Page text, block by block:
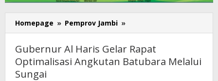
Homepage » Pemprov Jambi »
Al
Gelar
Rapat
Gubernur Al Haris Gelar Rapat
Optimalisasi Angkutan Batubara Melalui
Sungai